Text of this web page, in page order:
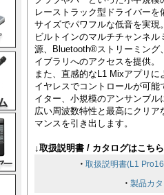
レーストラック型ドライバー
サイズでパワフルな低音を実現
ビルトインのマルチチャンネ
源、Bluetooth®ストリーミング
イブラリへのアクセスを提供。
また、直感的なL1 Mixアプリ
イヤレスでコントロールが可
イター、小規模のアンサンブル
広い周波数特性と最高にクリ
マンスを引き出します。
↓取扱説明書 / カタログはこち
・ 取扱説明書(L1
・ 製品カ